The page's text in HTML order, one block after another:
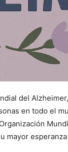
del
en todo el
mayor